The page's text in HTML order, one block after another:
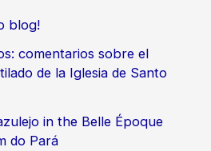
blog!
comentarios sobre el
de la Iglesia de Santo
in the Belle Époque
do Pará